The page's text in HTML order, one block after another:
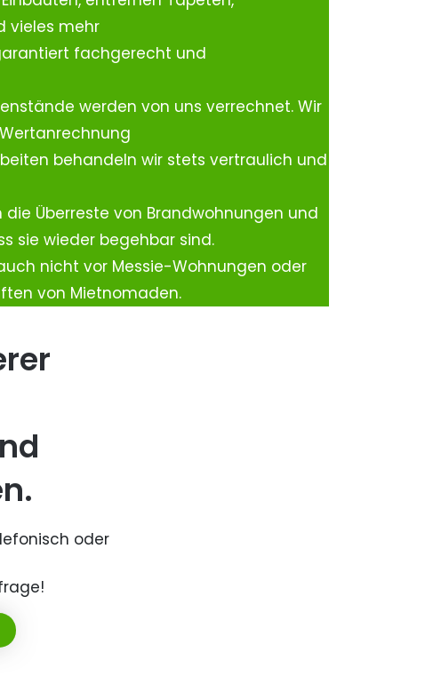
vieles mehr
fachgerecht und
werden von uns verrechnet. Wir
behandeln wir stets vertraulich und
Überreste von Brandwohnungen und
sie wieder begehbar sind.
nicht vor Messie-Wohnungen oder
von Mietnomaden.
oder